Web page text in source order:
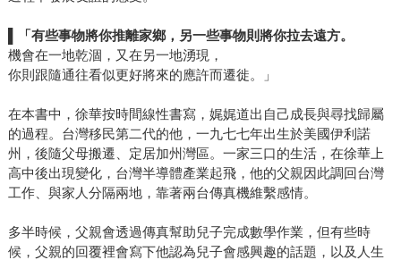
「有些事物將你推離家鄉，另一些事物則將你拉去遠方。
機會在一地乾涸，又在另一地湧現，
你則跟隨通往看似更好將來的應許而遷徙。」
在本書中，徐華按時間線性書寫，娓娓道出自己成長與尋找歸屬
的過程。台灣移民第二代的他，一九七七年出生於美國伊利諾
州，後隨父母搬遷、定居加州灣區。一家三口的生活，在徐華上
高中後出現變化，台灣半導體產業起飛，他的父親因此調回台灣
工作、與家人分隔兩地，靠著兩台傳真機維繫感情。
多半時候，父親會透過傳真幫助兒子完成數學作業，但有些時
候，父親的回覆裡會寫下他認為兒子會感興趣的話題，以及人生